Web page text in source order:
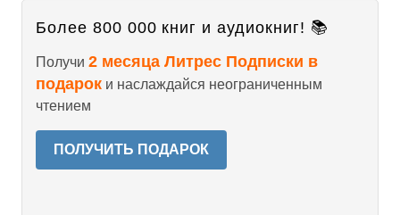
Более 800 000 книг и аудиокниг! 📚
Получи 2 месяца Литрес Подписки в
подарок и наслаждайся неограниченным
чтением
ПОЛУЧИТЬ ПОДАРОК